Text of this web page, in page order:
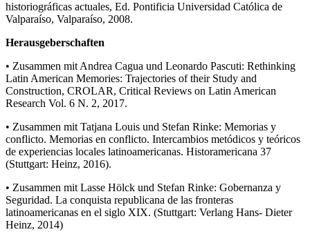
historiográficas actuales, Ed. Pontificia Universidad Católica de
Valparaíso, Valparaíso, 2008.
Herausgeberschaften
• Zusammen mit Andrea Cagua und Leonardo Pascuti: Rethinking
Latin American Memories: Trajectories of their Study and
Construction, CROLAR, Critical Reviews on Latin American
Research Vol. 6 N. 2, 2017.
• Zusammen mit Tatjana Louis und Stefan Rinke: Memorias y
conflicto. Memorias en conflicto. Intercambios metódicos y teóricos
de experiencias locales latinoamericanas. Historamericana 37
(Stuttgart: Heinz, 2016).
• Zusammen mit Lasse Hölck und Stefan Rinke: Gobernanza y
Seguridad. La conquista republicana de las fronteras
latinoamericanas en el siglo XIX. (Stuttgart: Verlang Hans- Dieter
Heinz, 2014)